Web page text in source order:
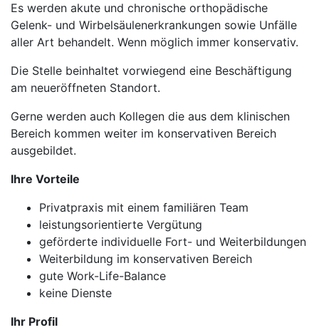
Es werden akute und chronische orthopädische
Gelenk- und Wirbelsäulenerkrankungen sowie Unfälle
aller Art behandelt. Wenn möglich immer konservativ.
Die Stelle beinhaltet vorwiegend eine Beschäftigung
am neueröffneten Standort.
Gerne werden auch Kollegen die aus dem klinischen
Bereich kommen weiter im konservativen Bereich
ausgebildet.
Ihre Vorteile
Privatpraxis mit einem familiären Team
leistungsorientierte Vergütung
geförderte individuelle Fort- und Weiterbildungen
Weiterbildung im konservativen Bereich
gute Work-Life-Balance
keine Dienste
Ihr Profil